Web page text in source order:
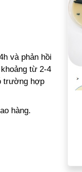
và phản hồi
từ 2-4
trường hợp
hàng.